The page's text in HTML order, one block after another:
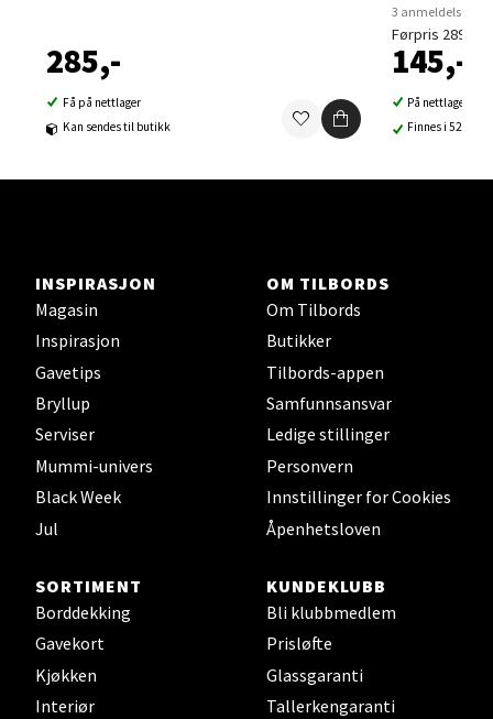
285,-
Få på nettlager
Kan sendes til butikk
3 anmeldelser
Førpris 289,-
145,-
På nettlager
Finnes i 52
INSPIRASJON
Magasin
Inspirasjon
Gavetips
Bryllup
Serviser
Mummi-univers
Black Week
Jul
OM TILBORDS
Om Tilbords
Butikker
Tilbords-appen
Samfunnsansvar
Ledige stillinger
Personvern
Innstillinger for Cookies
Åpenhetsloven
SORTIMENT
Borddekking
Gavekort
Kjøkken
Interiør
KUNDEKLUBB
Bli klubbmedlem
Prisløfte
Glassgaranti
Tallerkengaranti
Velg
Sortland - Sortland Storsenter
Åpent i dag 10-19
Steinkjer - Thon Senter Steinkjer
Sjøfartsgata 2, 7714 Steinkjer
Åpent i dag 10-20
0 i butikk
Leirvik - Stord